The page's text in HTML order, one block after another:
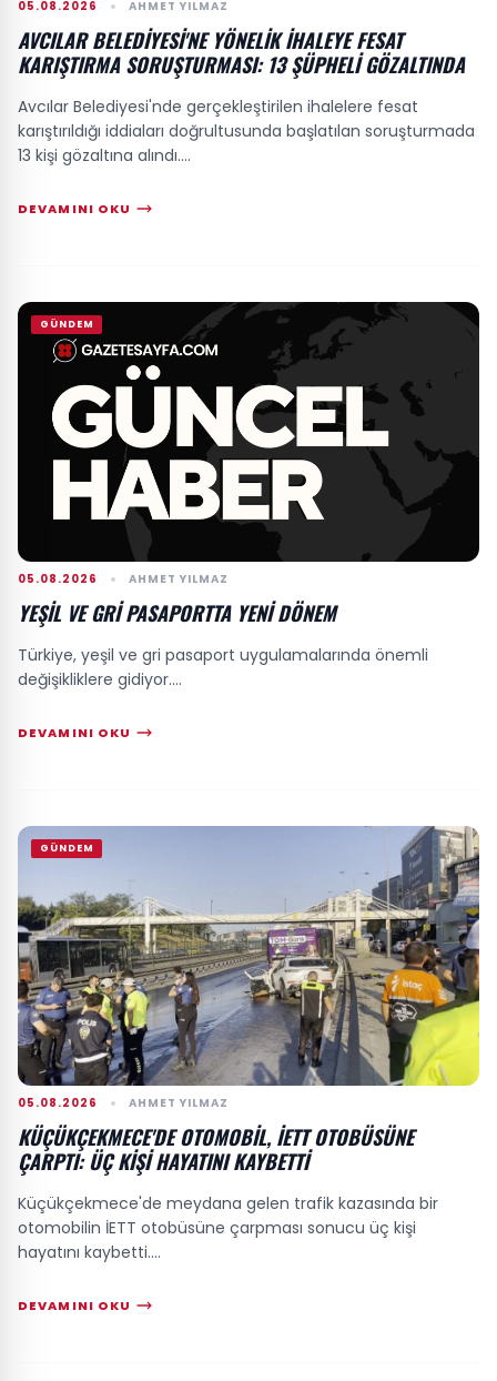
05.08.2026 AHMET YILMAZ
AVCILAR BELEDIYESI'NE YÖNELIK IHALEYE FESAT
KARIŞTIRMA SORUŞTURMASI: 13 ŞÜPHELI GÖZALTINDA
Avcılar Belediyesi'nde gerçekleştirilen ihalelere fesat
karıştırıldığı iddiaları doğrultusunda başlatılan soruşturmada
13 kişi gözaltına alındı....
DEVAMINI OKU
GÜNDEM
05.08.2026 AHMET YILMAZ
YEŞIL VE GRI PASAPORTTA YENI DÖNEM
Türkiye, yeşil ve gri pasaport uygulamalarında önemli
değişikliklere gidiyor....
DEVAMINI OKU
GÜNDEM
05.08.2026 AHMET YILMAZ
KÜÇÜKÇEKMECE'DE OTOMOBIL, İETT OTOBÜSÜNE
ÇARPTI: ÜÇ KIŞI HAYATINI KAYBETTI
Küçükçekmece'de meydana gelen trafik kazasında bir
otomobilin İETT otobüsüne çarpması sonucu üç kişi
hayatını kaybetti....
DEVAMINI OKU